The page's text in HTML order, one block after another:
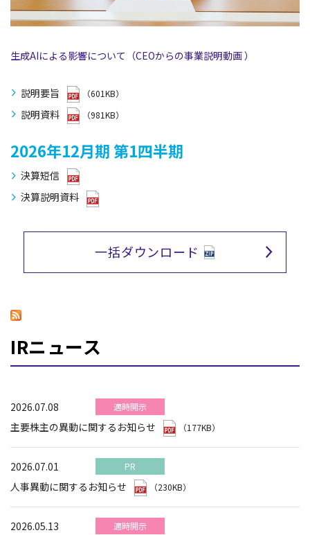
生成AIによる影響について（CEOからの事業説明動画 ）
説明要旨 （601KB）
説明資料 （981KB）
2026年12月期第1四半期
決算短信
決算説明資料
一括ダウンロード
IRニュース
2026.07.08 適時開示
主要株主の異動に関するお知らせ （177KB）
2026.07.01 PR
人事異動に関するお知らせ （230KB）
2026.05.13 適時開示